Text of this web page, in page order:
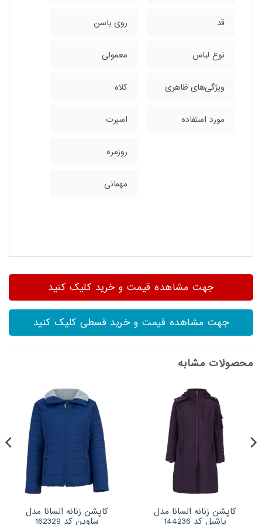
قد روی باسن
نوع لباس معمولی
ویژگی‌های ظاهری کلاه
مورد استفاده اسپرت
روزمره
مهمانی
جهت مشاهده قیمت و خرید کلیک کنید
جهت مشاهده قیمت و خرید قسطی کلیک کنید
محصولات مشابه
کاپشن زنانه السانا مدل
یاشیل کد 144236
کاپشن زنانه السانا مدل
ساوین کد 162329